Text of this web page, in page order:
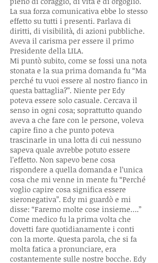
La sua forza comunicativa ebbe lo stesso
effetto su tutti i presenti. Parlava di
diritti, di visibilità, di azioni pubbliche.
Aveva il carisma per essere il primo
Presidente della LILA.
Mi puntò subito, come se fossi una nota
stonata e la sua prima domanda fu “Ma
perché tu vuoi essere al nostro fianco in
questa battaglia?”. Niente per Edy
poteva essere solo casuale. Cercava il
senso in ogni cosa; soprattutto quando
aveva a che fare con le persone, voleva
capire fino a che punto poteva
trascinarle in una lotta di cui nessuno
sapeva quale avrebbe potuto essere
l’effetto. Non sapevo bene cosa
rispondere a quella domanda e l’unica
cosa che mi venne in mente fu “Perché
voglio capire cosa significa essere
sieronegativa”. Edy mi guardò e mi
disse: “Faremo molte cose insieme….”
Come medico fu la prima volta che
dovetti fare quotidianamente i conti
con la morte. Questa parola, che si fa
molta fatica a pronunciare, era
costantemente sulle nostre bocche. Edy